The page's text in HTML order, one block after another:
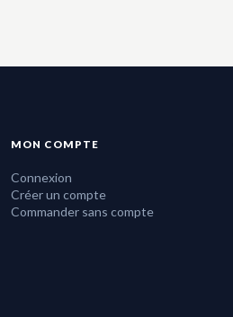
MON COMPTE
Connexion
Créer un compte
Commander sans compte